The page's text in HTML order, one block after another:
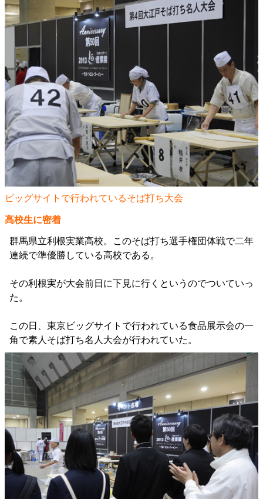
ビッグサイトで行われているそば打ち大会
高校生に密着
群馬県立利根実業高校。このそば打ち選手権団体戦で二年
連続で準優勝している高校である。
その利根実が大会前日に下見に行くというのでついていっ
た。
この日、東京ビッグサイトで行われている食品展示会の一
角で素人そば打ち名人大会が行われていた。